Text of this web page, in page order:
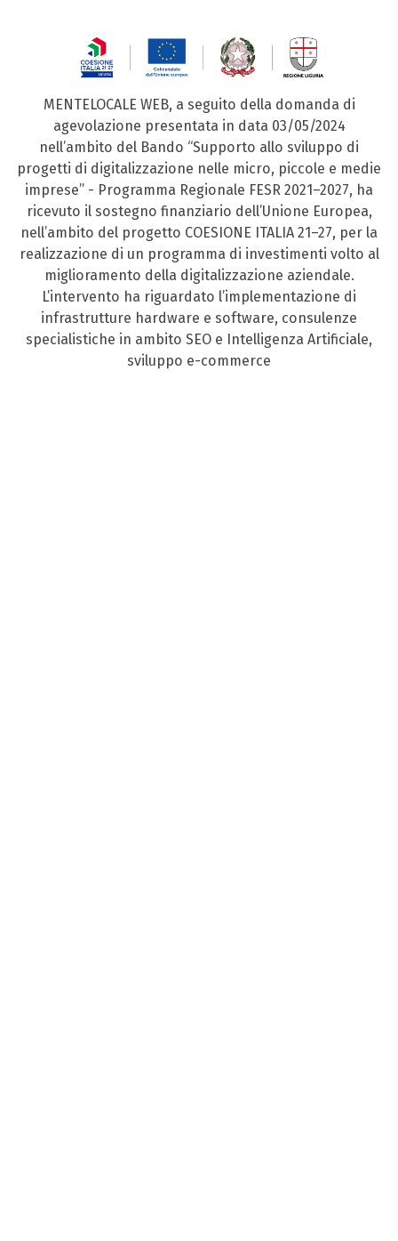
MENTELOCALE WEB, a seguito della domanda di
agevolazione presentata in data 03/05/2024
nell’ambito del Bando “Supporto allo sviluppo di
progetti di digitalizzazione nelle micro, piccole e medie
imprese” - Programma Regionale FESR 2021–2027, ha
ricevuto il sostegno finanziario dell’Unione Europea,
nell’ambito del progetto COESIONE ITALIA 21–27, per la
realizzazione di un programma di investimenti volto al
miglioramento della digitalizzazione aziendale.
L’intervento ha riguardato l’implementazione di
infrastrutture hardware e software, consulenze
specialistiche in ambito SEO e Intelligenza Artificiale,
sviluppo e-commerce